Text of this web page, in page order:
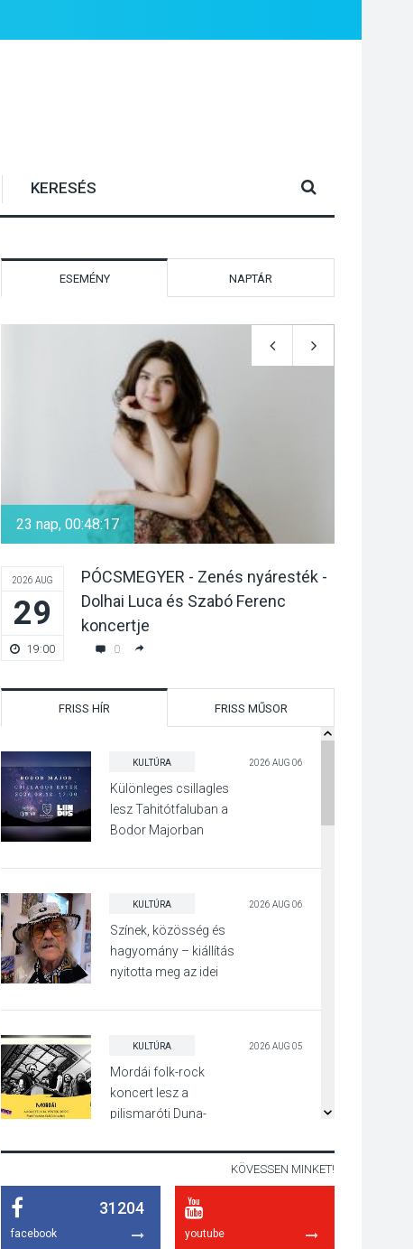
ESEMÉNY NAPTÁR
23 nap, 00:48:15
2026 AUG
29
19:00
PÓCSMEGYER - Zenés nyáresték -
Dolhai Luca és Szabó Ferenc
koncertje
0
FRISS HÍR FRISS MŰSOR
KULTÚRA 2026 AUG 06
Különleges csillagles
lesz Tahitótfaluban a
Bodor Majorban
KULTÚRA 2026 AUG 06
Színek, közösség és
hagyomány – kiállítás
nyitotta meg az idei
KULTÚRA 2026 AUG 05
Mordái folk-rock
koncert lesz a
pilismaróti Duna-
KULTÚRA 2026 AUG 05
Különleges nyári
élményt kínálnak a
KÖVESSEN MINKET!
31204
facebook youtube